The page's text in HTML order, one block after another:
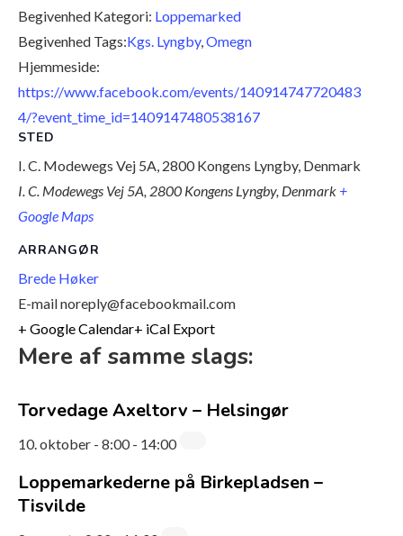
Begivenhed Kategori: Loppemarked
Begivenhed Tags:Kgs. Lyngby,Omegn
Hjemmeside:
https://www.facebook.com/events/140914747720483
4/?event_time_id=1409147480538167
STED
I. C. Modewegs Vej 5A, 2800 Kongens Lyngby, Denmark
I. C. Modewegs Vej 5A, 2800 Kongens Lyngby, Denmark +
Google Maps
ARRANGØR
Brede Høker
E-mailnoreply@facebookmail.com
+ Google Calendar+ iCal Export
Mere af samme slags:
Torvedage Axeltorv – Helsingør
10. oktober - 8:00- 14:00
Loppemarkederne på Birkepladsen –
Tisvilde